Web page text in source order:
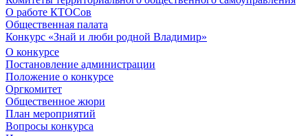
О работе КТОСов
Общественная палата
Конкурс «Знай и люби родной Владимир»
О конкурсе
Постановление администрации
Положение о конкурсе
Оргкомитет
Общественное жюри
План мероприятий
Вопросы конкурса